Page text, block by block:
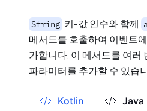
String 키-값 인수와 함께
메서드를 호출하여 이벤트
가합니다. 이 메서드를 여러
파라미터를 추가할 수 있습
Kotlin Java